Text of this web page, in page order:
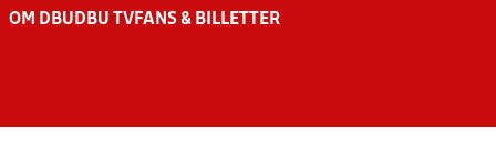
OM DBU DBU TV FANS & BILLETTER